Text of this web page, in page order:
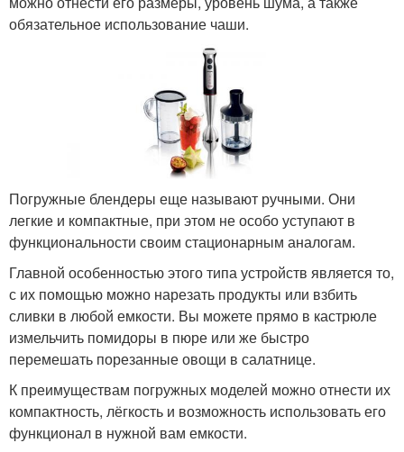
обязательное использование чаши.
Погружные блендеры еще называют ручными. Они
легкие и компактные, при этом не особо уступают в
функциональности своим стационарным аналогам.
Главной особенностью этого типа устройств является то,
с их помощью можно нарезать продукты или взбить
сливки в любой емкости. Вы можете прямо в кастрюле
измельчить помидоры в пюре или же быстро
перемешать порезанные овощи в салатнице.
К преимуществам погружных моделей можно отнести их
компактность, лёгкость и возможность использовать его
функционал в нужной вам емкости.